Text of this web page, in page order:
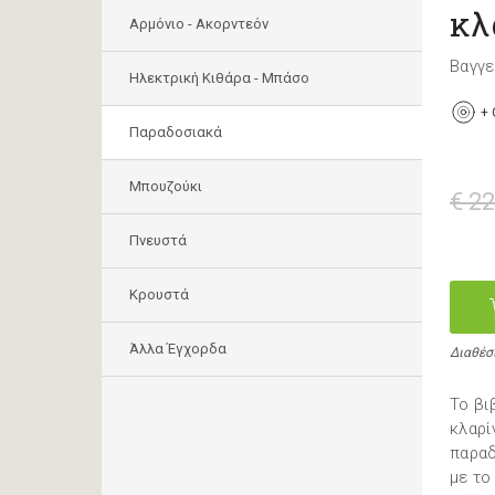
Αρμόνιο - Ακορντεόν
Ηλεκτρική Κιθάρα - Μπάσο
Παραδοσιακά
Μπουζούκι
Πνευστά
Κρουστά
Άλλα Έγχορδα
+
€
Το
με